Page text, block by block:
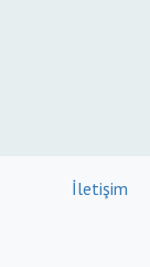
İletişim